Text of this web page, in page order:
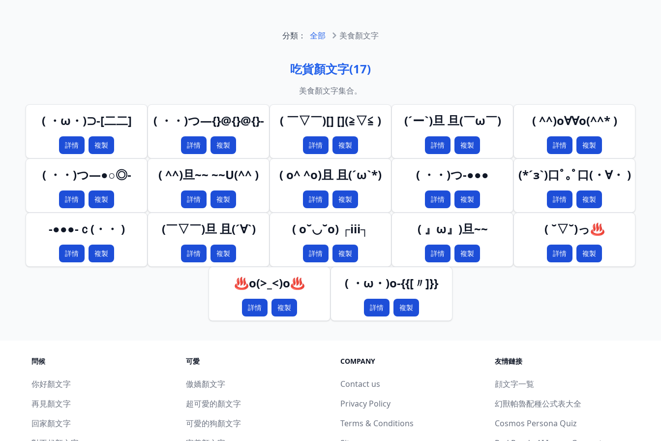
分類： 全部 美食顏文字
吃貨顏文字(17)
美食顏文字集合。
( ・ω・)⊃-[二二]
詳情 複製
( ・・)つ―{}@{}@{}-
詳情 複製
( ￣▽￣)[] [](≧▽≦ )
詳情 複製
(´ー`)旦 旦(￣ω￣)
詳情 複製
( ^^)o∀∀o(^^* )
詳情 複製
( ・・)つ―●○◎-
詳情 複製
( ^^)旦~~ ~~U(^^ )
詳情 複製
( o^ ^o)且 且(´ω`*)
詳情 複製
( ・・)つ-●●●
詳情 複製
(*´з`)口ﾟ｡ﾟ口(・∀・ )
詳情 複製
-●●●-ｃ(・・ )
詳情 複製
(￣▽￣)旦 且(´∀`)
詳情 複製
( o˘◡˘o) ┌iii┐
詳情 複製
( 』ω』)旦~~
詳情 複製
( ˘▽˘)っ♨
詳情 複製
♨o(>_<)o♨
詳情 複製
( ・ω・)o-{{[〃]}}
詳情 複製
問候
你好顏文字
再見顏文字
回家顏文字
可愛
傲嬌顏文字
超可愛的顏文字
可愛的狗顏文字
COMPANY
Contact us
Privacy Policy
Terms & Conditions
友情鏈接
顔文字一覧
幻獸帕魯配種公式表大全
Cosmos Persona Quiz